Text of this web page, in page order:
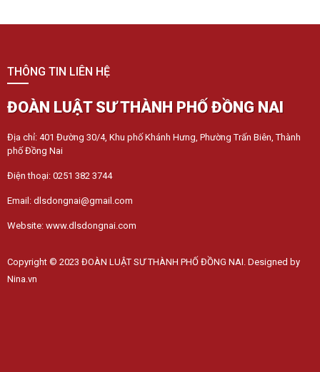
THÔNG TIN LIÊN HỆ
ĐOÀN LUẬT SƯ THÀNH PHỐ ĐỒNG NAI
Địa chỉ: 401 Đường 30/4, Khu phố Khánh Hưng, Phường Trấn Biên, Thành
phố Đồng Nai
Điện thoại: 0251 382 3744
Email: dlsdongnai@gmail.com
Website: www.dlsdongnai.com
Copyright © 2023 ĐOÀN LUẬT SƯ THÀNH PHỐ ĐỒNG NAI. Designed by
Nina.vn